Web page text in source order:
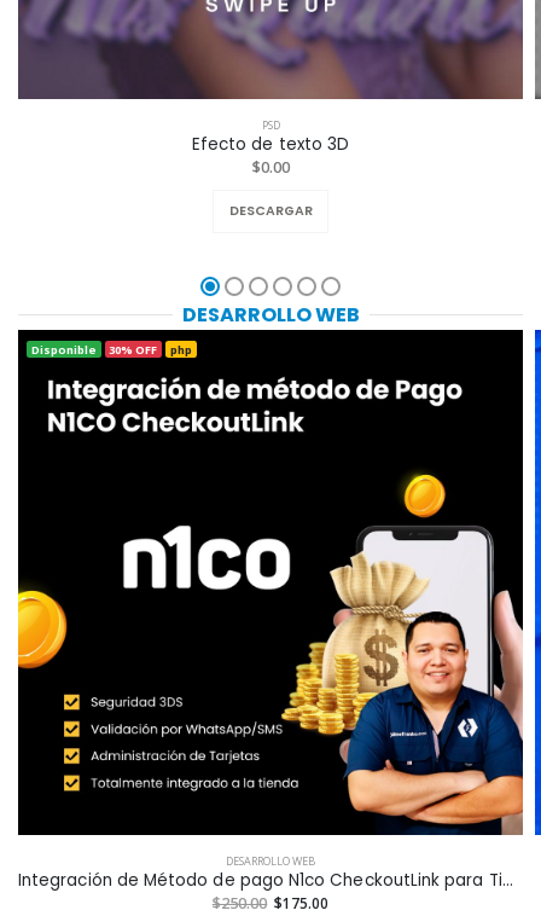
PSD
Efecto de texto 3D
$0.00
DESCARGAR
DESARROLLO WEB
Disponible 30% OFF php
DESARROLLO WEB
Integración de Método de pago N1co CheckoutLink para Tiendas en Línea a la Medida
$250.00 $175.00